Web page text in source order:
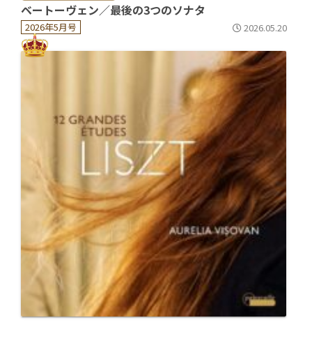
2026年5月号
ベートーヴェン／最後の3つのソナタ
2026.05.20